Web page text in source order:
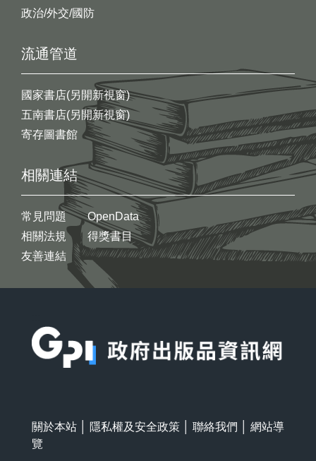
政治/外交/國防
流通管道
國家書店(另開新視窗)
五南書店(另開新視窗)
寄存圖書館
相關連結
常見問題
相關法規
友善連結
OpenData
得獎書目
關於本站 隱私權及安全政策 聯絡我們
網站導
覽